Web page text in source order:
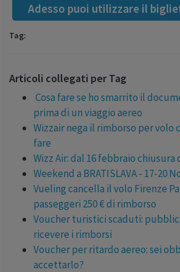
Adesso puoi utilizzare il
Tag:
Articoli collegati per Tag
Cosa fare se ho smarrito il
prima di un viaggio aereo
Wizzair nega il rimborso per volo
fare
Wizz Air: dal 16 febbraio
Weekend a BRATISLAVA - 17-20
Vueling cancella il volo Firenze
passeggeri 250 € di rimborso
Voucher turistici scaduti:
ricevere i rimborsi
Voucher per ritardo aereo: sei
accettarlo?